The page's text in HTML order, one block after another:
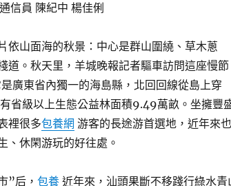
信員 陳紀中 楊佳俐
依山面海的秋景：中心是群山圍繞、草木蔥
道。秋天里，羊城晚報記者驅車訪問這座慢節
東省內獨一的海島縣，北回回線從島上穿
省級以上生態公益林面積9.49萬畝。坐擁豐
裡很多包養網 游客的長途游首選地，近年來也
、休閑游玩的好往處。
”后， 包養近年來，汕頭果斷不移踐行綠水青